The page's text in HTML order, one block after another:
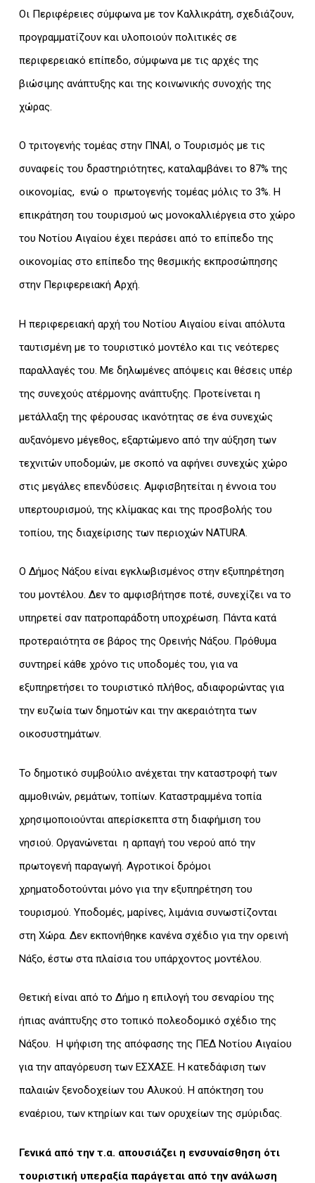
Οι Περιφέρειες σύμφωνα με τον Καλλικράτη, σχεδιάζουν,
προγραμματίζουν και υλοποιούν πολιτικές σε
περιφερειακό επίπεδο, σύμφωνα με τις αρχές της
βιώσιμης ανάπτυξης και της κοινωνικής συνοχής της
χώρας.
Ο τριτογενής τομέας στην ΠΝΑΙ, o Τουρισμός με τις
συναφείς του δραστηριότητες, καταλαμβάνει το 87% της
οικονομίας, ενώ ο πρωτογενής τομέας μόλις το 3%. Η
επικράτηση του τουρισμού ως μονοκαλλιέργεια στο χώρο
του Νοτίου Αιγαίου έχει περάσει από το επίπεδο της
οικονομίας στο επίπεδο της θεσμικής εκπροσώπησης
στην Περιφερειακή Αρχή.
Η περιφερειακή αρχή του Νοτίου Αιγαίου είναι απόλυτα
ταυτισμένη με το τουριστικό μοντέλο και τις νεότερες
παραλλαγές του. Με δηλωμένες απόψεις και θέσεις υπέρ
της συνεχούς ατέρμονης ανάπτυξης. Προτείνεται η
μετάλλαξη της φέρουσας ικανότητας σε ένα συνεχώς
αυξανόμενο μέγεθος, εξαρτώμενο από την αύξηση των
τεχνιτών υποδομών, με σκοπό να αφήνει συνεχώς χώρο
στις μεγάλες επενδύσεις. Αμφισβητείται η έννοια του
υπερτουρισμού, της κλίμακας και της προσβολής του
τοπίου, της διαχείρισης των περιοχών NATURA.
Ο Δήμος Νάξου είναι εγκλωβισμένος στην εξυπηρέτηση
του μοντέλου. Δεν το αμφισβήτησε ποτέ, συνεχίζει να το
υπηρετεί σαν πατροπαράδοτη υποχρέωση. Πάντα κατά
προτεραιότητα σε βάρος της Ορεινής Νάξου. Πρόθυμα
συντηρεί κάθε χρόνο τις υποδομές του, για να
εξυπηρετήσει το τουριστικό πλήθος, αδιαφορώντας για
την ευζωία των δημοτών και την ακεραιότητα των
οικοσυστημάτων.
Το δημοτικό συμβούλιο ανέχεται την καταστροφή των
αμμοθινών, ρεμάτων, τοπίων. Καταστραμμένα τοπία
χρησιμοποιούνται απερίσκεπτα στη διαφήμιση του
νησιού. Οργανώνεται η αρπαγή του νερού από την
πρωτογενή παραγωγή. Αγροτικοί δρόμοι
χρηματοδοτούνται μόνο για την εξυπηρέτηση του
τουρισμού. Υποδομές, μαρίνες, λιμάνια συνωστίζονται
στη Χώρα. Δεν εκπονήθηκε κανένα σχέδιο για την ορεινή
Νάξο, έστω στα πλαίσια του υπάρχοντος μοντέλου.
Θετική είναι από το Δήμο η επιλογή του σεναρίου της
ήπιας ανάπτυξης στο τοπικό πολεοδομικό σχέδιο της
Νάξου. Η ψήφιση της απόφασης της ΠΕΔ Νοτίου Αιγαίου
για την απαγόρευση των ΕΣΧΑΣΕ. Η κατεδάφιση των
παλαιών ξενοδοχείων του Αλυκού. Η απόκτηση του
εναέριου, των κτηρίων και των ορυχείων της σμύριδας.
Γενικά από την τ.α. απουσιάζει η ενσυναίσθηση ότι
τουριστική υπεραξία παράγεται από την ανάλωση